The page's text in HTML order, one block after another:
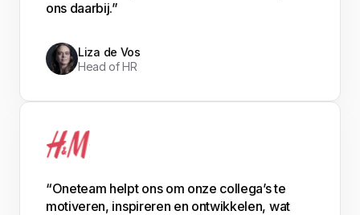
ons daarbij.”
Liza de Vos
Head of HR
“Oneteam helpt ons om onze collega’s te
motiveren, inspireren en ontwikkelen, wat